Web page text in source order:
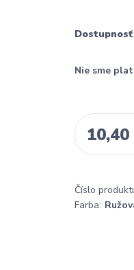
Dostupnosť
Nie sme
10,40
Číslo
Farba: